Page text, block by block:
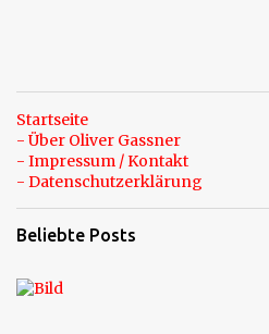
Startseite
- Über Oliver Gassner
- Impressum / Kontakt
- Datenschutzerklärung
Beliebte Posts